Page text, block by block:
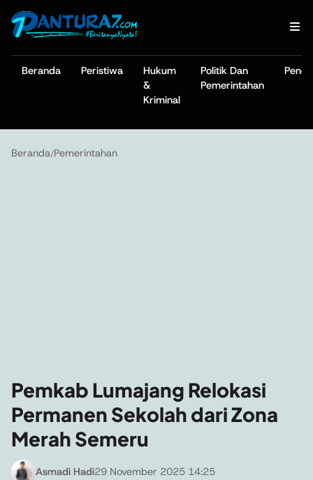
Beranda Peristiwa
Hukum
&
Kriminal
Politik Dan
Pemerintahan
Beranda/Pemerintahan
Pemkab Lumajang Relokasi
Permanen Sekolah dari Zona
Merah Semeru
Asmadi Hadi29 November 2025 14:25